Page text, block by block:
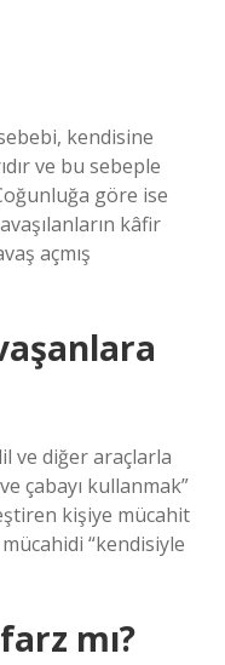
kendisine
ve bu sebeple
göre ise
kâfir
açmış
ve diğer araçlarla
çabayı kullanmak”
kişiye mücahit
“kendisiyle
mı?